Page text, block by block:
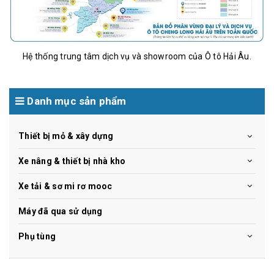
Hệ thống trung tâm dịch vụ và showroom của Ô tô Hải Âu.
Danh mục sản phẩm
Thiết bị mỏ & xây dựng
Xe nâng & thiết bị nhà kho
Xe tải & sơ mi rơ mooc
Máy đã qua sử dụng
Phụ tùng